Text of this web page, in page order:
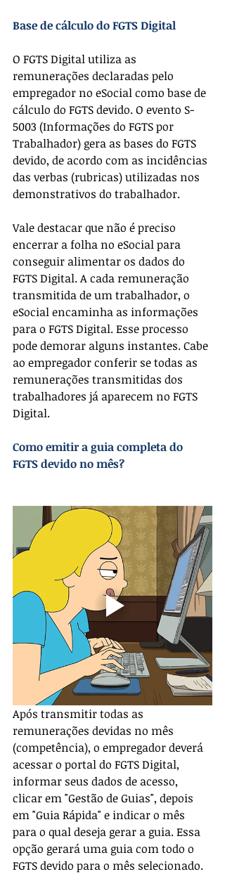
Base de cálculo do FGTS Digital
O FGTS Digital utiliza as
remunerações declaradas pelo
empregador no eSocial como base de
cálculo do FGTS devido. O evento S-
5003 (Informações do FGTS por
Trabalhador) gera as bases do FGTS
devido, de acordo com as incidências
das verbas (rubricas) utilizadas nos
demonstrativos do trabalhador.
Vale destacar que não é preciso
encerrar a folha no eSocial para
conseguir alimentar os dados do
FGTS Digital. A cada remuneração
transmitida de um trabalhador, o
eSocial encaminha as informações
para o FGTS Digital. Esse processo
pode demorar alguns instantes. Cabe
ao empregador conferir se todas as
remunerações transmitidas dos
trabalhadores já aparecem no FGTS
Digital.
Como emitir a guia completa do
FGTS devido no mês?
Após transmitir todas as
remunerações devidas no mês
(competência), o empregador deverá
acessar o portal do FGTS Digital,
informar seus dados de acesso,
clicar em "Gestão de Guias", depois
em "Guia Rápida" e indicar o mês
para o qual deseja gerar a guia. Essa
opção gerará uma guia com todo o
FGTS devido para o mês selecionado.